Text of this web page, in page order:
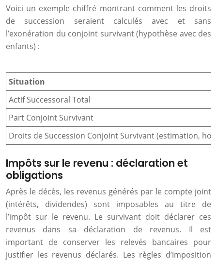
Voici un exemple chiffré montrant comment les droits
de succession seraient calculés avec et sans
l’exonération du conjoint survivant (hypothèse avec des
enfants) :
Situation
Actif Successoral Total
Part Conjoint Survivant
Droits de Succession Conjoint Survivant (estimation,
Impôts sur le revenu : déclaration et
obligations
Après le décès, les revenus générés par le compte joint
(intérêts, dividendes) sont imposables au titre de
l’impôt sur le revenu. Le survivant doit déclarer ces
revenus dans sa déclaration de revenus. Il est
important de conserver les relevés bancaires pour
justifier les revenus déclarés. Les règles d’imposition